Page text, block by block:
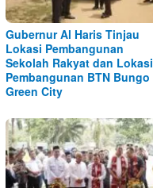
Gubernur Al Haris Tinjau
Lokasi Pembangunan
Sekolah Rakyat dan Lokasi
Pembangunan BTN Bungo
Green City